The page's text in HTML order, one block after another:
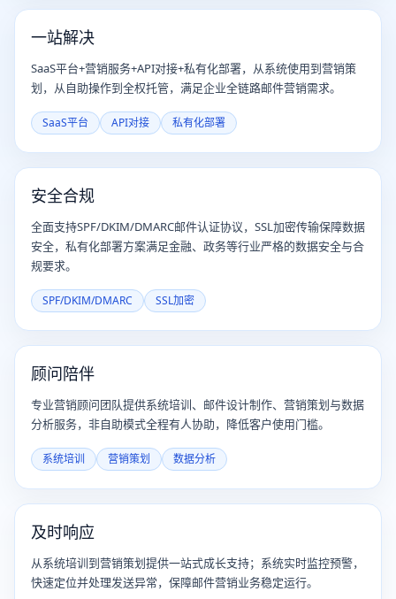
一站解决
SaaS平台+营销服务+API对接+私有化部署，从系统使用到营销策
划，从自助操作到全权托管，满足企业全链路邮件营销需求。
SaaS平台 API对接 私有化部署
安全合规
全面支持SPF/DKIM/DMARC邮件认证协议，SSL加密传输保障数据
安全，私有化部署方案满足金融、政务等行业严格的数据安全与合
规要求。
SPF/DKIM/DMARC SSL加密
顾问陪伴
专业营销顾问团队提供系统培训、邮件设计制作、营销策划与数据
分析服务，非自助模式全程有人协助，降低客户使用门槛。
系统培训 营销策划 数据分析
及时响应
从系统培训到营销策划提供一站式成长支持；系统实时监控预警，
快速定位并处理发送异常，保障邮件营销业务稳定运行。